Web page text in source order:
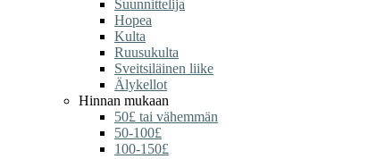
Suunnittelija
Hopea
Kulta
Ruusukulta
Sveitsiläinen liike
Älykellot
Hinnan mukaan
50£ tai vähemmän
50-100£
100-150£